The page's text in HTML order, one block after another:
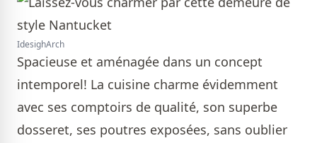
IdesighArch
Spacieuse et aménagée dans un concept
intemporel! La cuisine charme évidemment
avec ses comptoirs de qualité, son superbe
dosseret, ses poutres exposées, sans oublier